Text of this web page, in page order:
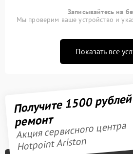
Записывайтесь на
Мы проверим ваше устройство и
Показать все
Получите 1500
ремонт
Акция сервисного центра
Hotpoint Ariston